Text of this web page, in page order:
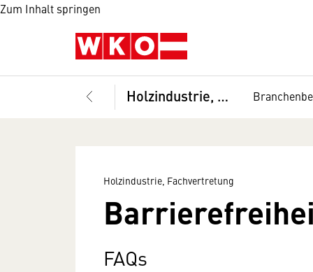
Zum Inhalt springen
Holzindustrie, Fachvertretung
Holzindustrie, Fachvertretung
FAQs